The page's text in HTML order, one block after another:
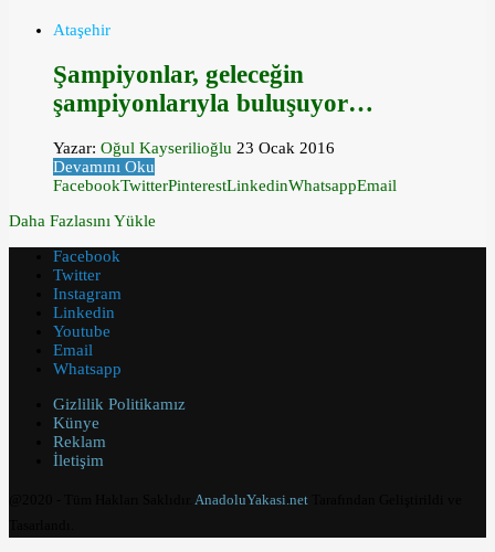
Ataşehir
Şampiyonlar, geleceğin
şampiyonlarıyla buluşuyor…
Yazar: Oğul Kayserilioğlu 23 Ocak 2016
Devamını Oku
FacebookTwitterPinterestLinkedinWhatsappEmail
Daha Fazlasını Yükle
Facebook
Twitter
Instagram
Linkedin
Youtube
Email
Whatsapp
Gizlilik Politikamız
Künye
Reklam
İletişim
AnadoluYakasi.net